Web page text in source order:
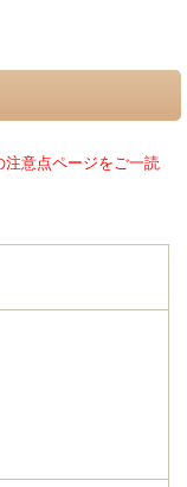
注意点ページをご一読